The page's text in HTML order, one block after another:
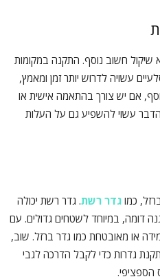
שיקול חשוב נוסף. התקנה במקומות
עשויה לדרוש יותר זמן ומאמץ,
אם יש צורך בהתאמה אישית או
עשוי להשפיע גם על העלות
כמו גדר רשת. גדר רשת יכולה
דומה, במיוחד לשטחים גדולים. עם
או מאובטחת כמו גדר ברזל. שוב,
גדרות כדי לקבל הדרכה לגבי
הספציפי.